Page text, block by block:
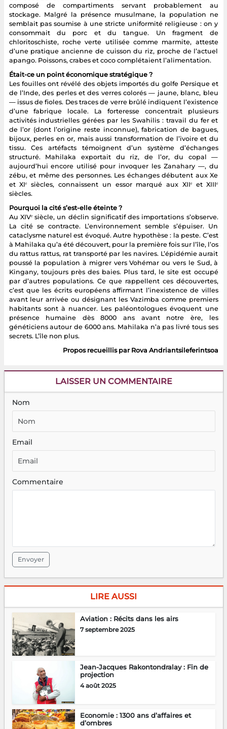
composé de compartiments servant probablement au
stockage. Malgré la présence musulmane, la population ne
semblait pas soumise à une stricte uniformité religieuse : on y
consommait du porc et du tangue. Un fragment de
chloritoschiste, roche verte utilisée comme marmite, atteste
d’une pratique ancienne de cuisson du riz, proche de l’actuel
apango. Poissons, crabes et coco complétaient l’alimentation.
Était-ce un point économique stratégique ?
Les fouilles ont révélé des objets importés du golfe Persique et
de l’Inde, des perles et des verres colorés — jaune, blanc, bleu
— issus de fioles. Des traces de verre brûlé indiquent l’existence
d’une fabrique locale. La forteresse concentrait plusieurs
activités industrielles gérées par les Swahilis : travail du fer et
de l’or (dont l’origine reste inconnue), fabrication de bagues,
bijoux, perles en or, mais aussi transformation de l’ivoire et du
tissu. Ces artéfacts témoignent d’un système d’échanges
structuré. Mahilaka exportait du riz, de l’or, du copal —
aujourd’hui encore utilisé pour invoquer les Zanahary —, du
zébu, et même des personnes. Les échanges débutent aux Xe
et XIᵉ siècles, connaissent un essor marqué aux XIIᵉ et XIIIᵉ
siècles.
Pourquoi la cité s’est-elle éteinte ?
Au XIVᵉ siècle, un déclin significatif des importations s’observe.
La cité se contracte. L’environnement semble s’épuiser. Un
cataclysme naturel est évoqué. Autre hypothèse : la peste. C’est
à Mahilaka qu’a été découvert, pour la première fois sur l’île, l’os
du rattus rattus, rat transporté par les navires. L’épidémie aurait
poussé la population à migrer vers Vohémar ou vers le Sud, à
Kingany, toujours près des baies. Plus tard, le site est occupé
par d’autres populations. Ce que rappellent ces découvertes,
c’est que les écrits européens affirmant l’inexistence de villes
avant leur arrivée ou désignant les Vazimba comme premiers
habitants sont à nuancer. Les paléontologues évoquent une
présence humaine dès 8000 ans avant notre ère, les
généticiens autour de 6000 ans. Mahilaka n’a pas livré tous ses
secrets. L’île non plus.
Propos recueillis par Rova Andriantsileferintsoa
LAISSER UN COMMENTAIRE
Nom
Email
Commentaire
Envoyer
LIRE AUSSI
Aviation : Récits dans les airs
7 septembre 2025
Jean-Jacques Rakontondralay : Fin de
projection
4 août 2025
Economie : 1300 ans d’affaires et
d’ombres